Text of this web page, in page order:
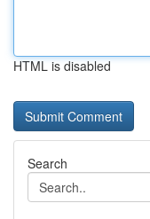
HTML is disabled
Search